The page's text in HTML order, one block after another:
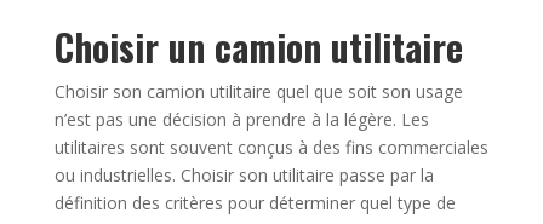
Choisir un camion utilitaire
Choisir son camion utilitaire quel que soit son usage
n’est pas une décision à prendre à la légère. Les
utilitaires sont souvent conçus à des fins commerciales
ou industrielles. Choisir son utilitaire passe par la
définition des critères pour déterminer quel type de